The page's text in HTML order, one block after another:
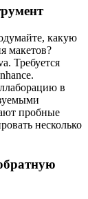
какую
макетов?
Требуется
в
пробные
несколько